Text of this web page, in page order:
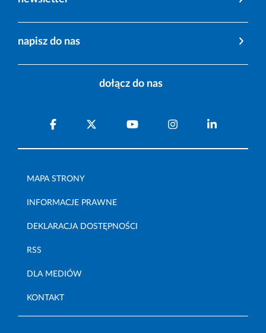
napisz do nas
dołącz do nas
MAPA STRONY
INFORMACJE PRAWNE
DEKLARACJA DOSTĘPNOŚCI
RSS
DLA MEDIÓW
KONTAKT